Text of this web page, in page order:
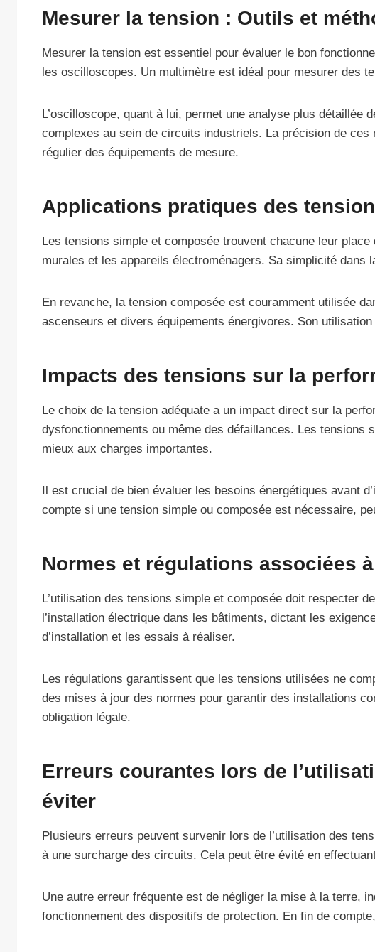
Mesurer la tension : Outils et
Mesurer la tension est essentiel pour évaluer le bon
les oscilloscopes. Un multimètre est idéal pour mesurer des
L’oscilloscope, quant à lui, permet une analyse plus
complexes au sein de circuits industriels. La précision de ces
régulier des équipements de mesure.
Applications pratiques des
Les tensions simple et composée trouvent chacune leur
murales et les appareils électroménagers. Sa simplicité
En revanche, la tension composée est couramment utilisée
ascenseurs et divers équipements énergivores. Son
Impacts des tensions sur la
Le choix de la tension adéquate a un impact direct sur la
dysfonctionnements ou même des défaillances. Les
mieux aux charges importantes.
Il est crucial de bien évaluer les besoins énergétiques avant
compte si une tension simple ou composée est nécessaire,
Normes et régulations associées
L’utilisation des tensions simple et composée doit respecter
l’installation électrique dans les bâtiments, dictant les
d’installation et les essais à réaliser.
Les régulations garantissent que les tensions utilisées ne
des mises à jour des normes pour garantir des installations
obligation légale.
Erreurs courantes lors de
éviter
Plusieurs erreurs peuvent survenir lors de l’utilisation des
à une surcharge des circuits. Cela peut être évité en
Une autre erreur fréquente est de négliger la mise à la terre,
fonctionnement des dispositifs de protection. En fin de